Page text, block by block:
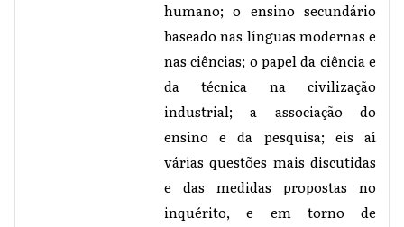
humano; o ensino secundário
baseado nas línguas modernas e
nas ciências; o papel da ciência e
da técnica na civilização
industrial; a associação do
ensino e da pesquisa; eis aí
várias questões mais discutidas
e das medidas propostas no
inquérito, e em torno de